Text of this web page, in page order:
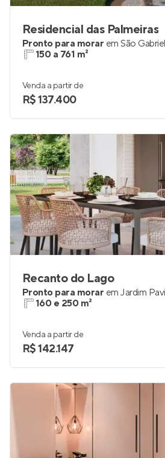
Residencial das Palmeiras
Pronto para morar em São Gabriel
150 a 761 m²
Venda a partir de
R$ 137.400
Recanto do Lago
Pronto para morar em Jardim
160 e 250 m²
Venda a partir de
R$ 142.147